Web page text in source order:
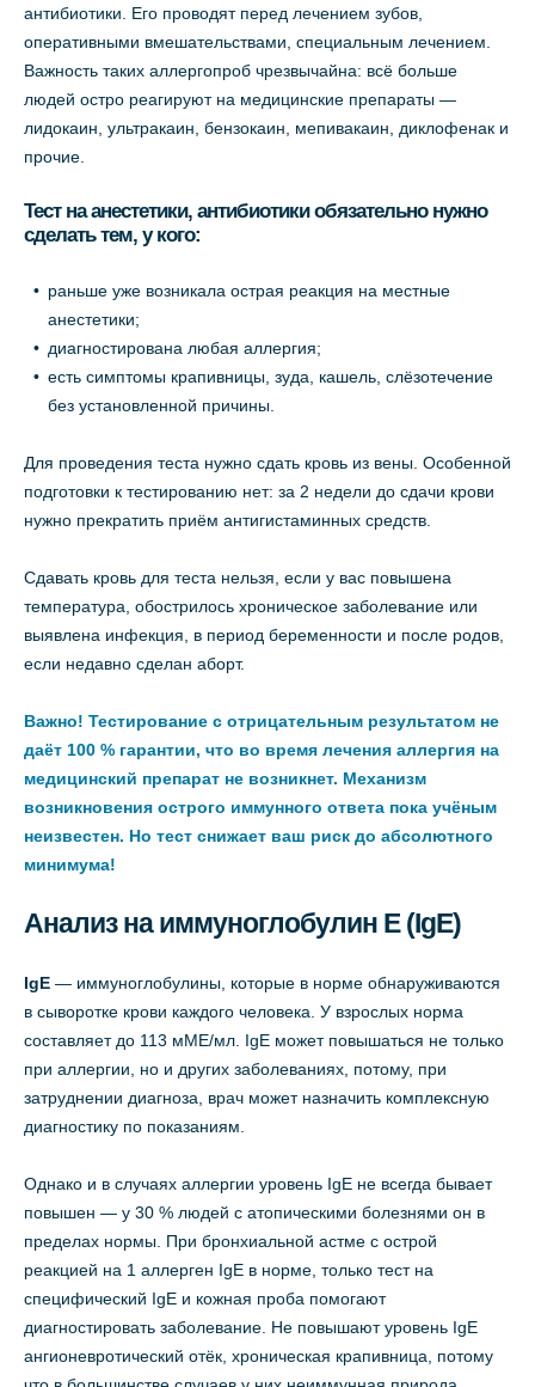
антибиотики. Его проводят перед лечением зубов,
оперативными вмешательствами, специальным лечением.
Важность таких аллергопроб чрезвычайна: всё больше
людей остро реагируют на медицинские препараты —
лидокаин, ультракаин, бензокаин, мепивакаин, диклофенак и
прочие.
Тест на анестетики, антибиотики обязательно нужно
сделать тем, у кого:
раньше уже возникала острая реакция на местные
анестетики;
диагностирована любая аллергия;
есть симптомы крапивницы, зуда, кашель, слёзотечение
без установленной причины.
Для проведения теста нужно сдать кровь из вены. Особенной
подготовки к тестированию нет: за 2 недели до сдачи крови
нужно прекратить приём антигистаминных средств.
Сдавать кровь для теста нельзя, если у вас повышена
температура, обострилось хроническое заболевание или
выявлена инфекция, в период беременности и после родов,
если недавно сделан аборт.
Важно! Тестирование с отрицательным результатом не
даёт 100 % гарантии, что во время лечения аллергия на
медицинский препарат не возникнет. Механизм
возникновения острого иммунного ответа пока учёным
неизвестен. Но тест снижает ваш риск до абсолютного
минимума!
Анализ на иммуноглобулин E (IgE)
IgE — иммуноглобулины, которые в норме обнаруживаются
в сыворотке крови каждого человека. У взрослых норма
составляет до 113 мМЕ/мл. IgE может повышаться не только
при аллергии, но и других заболеваниях, потому, при
затруднении диагноза, врач может назначить комплексную
диагностику по показаниям.
Однако и в случаях аллергии уровень IgE не всегда бывает
повышен — у 30 % людей с атопическими болезнями он в
пределах нормы. При бронхиальной астме с острой
реакцией на 1 аллерген IgE в норме, только тест на
специфический IgE и кожная проба помогают
диагностировать заболевание. Не повышают уровень IgE
ангионевротический отёк, хроническая крапивница, потому